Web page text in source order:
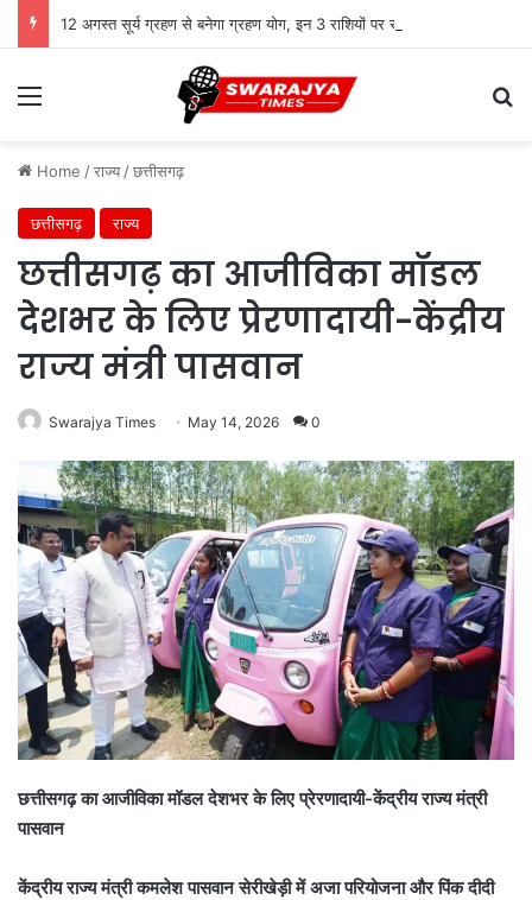
12 अगस्त सूर्य ग्रहण से बनेगा ग्रहण योग, इन 3 राशियों पर संकट
Menu
Home /राज्य /छत्तीसगढ़
छत्तीसगढ़ राज्य
छत्तीसगढ़ का आजीविका मॉडल
देशभर के लिए प्रेरणादायी-केंद्रीय
राज्य मंत्री पासवान
Swarajya Times May 14, 2026 0
छत्तीसगढ़ का आजीविका मॉडल देशभर के लिए प्रेरणादायी-केंद्रीय राज्य मंत्री
पासवान
केंद्रीय राज्य मंत्री कमलेश पासवान सेरीखेड़ी में अजा परियोजना और पिंक दीदी